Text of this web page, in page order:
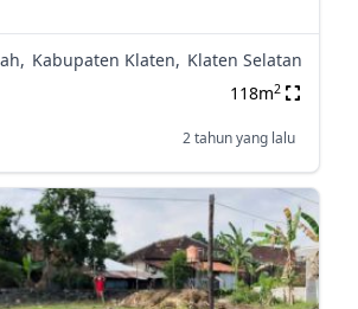
Kabupaten Klaten, Klaten Selatan
118m2
2 tahun yang lalu